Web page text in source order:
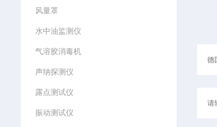
风量罩
水中油监测仪
气溶胶消毒机
声纳探测仪
露点测试仪
振动测试仪